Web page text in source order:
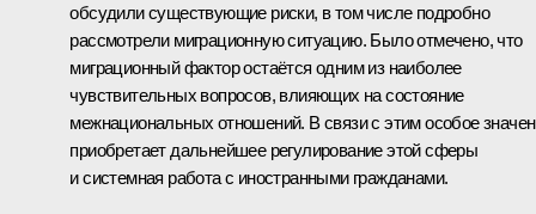
обсудили существующие риски, в том числе подробно
рассмотрели миграционную ситуацию. Было отмечено, что
миграционный фактор остаётся одним из наиболее
чувствительных вопросов, влияющих на состояние
межнациональных отношений. В связи с этим особое
приобретает дальнейшее регулирование этой сферы
и системная работа с иностранными гражданами.